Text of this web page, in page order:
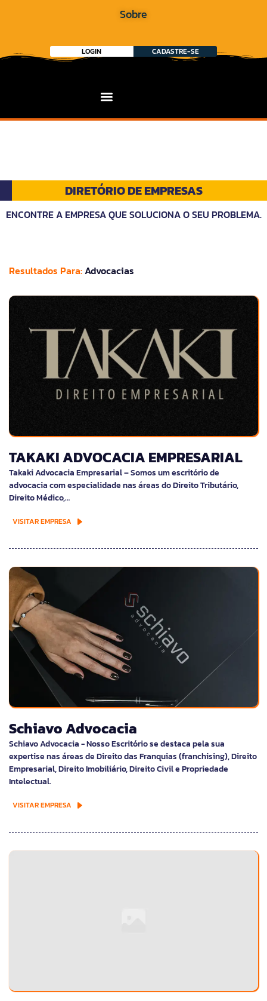
Sobre
LOGIN CADASTRE-SE
DIRETÓRIO DE EMPRESAS
ENCONTRE A EMPRESA QUE SOLUCIONA O SEU PROBLEMA.
Resultados Para:Advocacias
TAKAKI ADVOCACIA EMPRESARIAL
Takaki Advocacia Empresarial – Somos um escritório de
advocacia com especialidade nas áreas do Direito Tributário,
Direito Médico,…
VISITAR EMPRESA
Schiavo Advocacia
Schiavo Advocacia - Nosso Escritório se destaca pela sua
expertise nas áreas de Direito das Franquias (franchising), Direito
Empresarial, Direito Imobiliário, Direito Civil e Propriedade
Intelectual.
VISITAR EMPRESA